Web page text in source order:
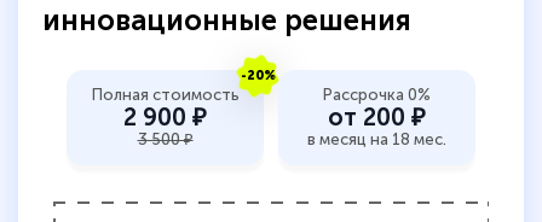
инновационные решения
-20%
Полная стоимость
2 900 ₽
3 500 ₽
Рассрочка 0%
от 200 ₽
в месяц на 18 мес.